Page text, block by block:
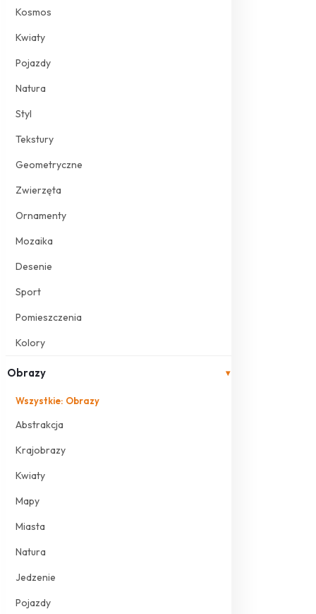
Kosmos
Kwiaty
Pojazdy
Natura
Styl
Tekstury
Geometryczne
Zwierzęta
Ornamenty
Mozaika
Desenie
Sport
Pomieszczenia
Kolory
Obrazy ▾
Wszystkie: Obrazy
Abstrakcja
Krajobrazy
Kwiaty
Mapy
Miasta
Natura
Jedzenie
Pojazdy